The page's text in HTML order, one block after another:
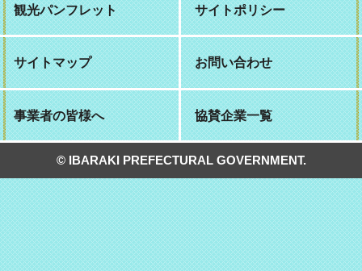
観光パンフレット サイトポリシー
サイトマップ お問い合わせ
事業者の皆様へ 協賛企業一覧
© IBARAKI PREFECTURAL GOVERNMENT.